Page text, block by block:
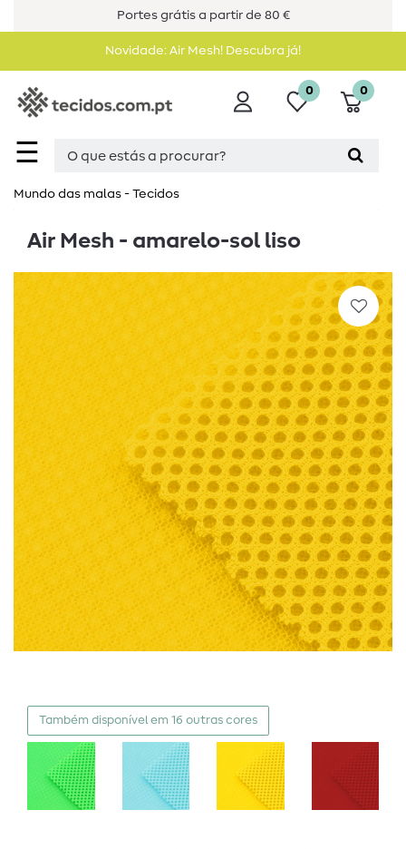
Portes grátis a partir de 80 €
Novidade: Air Mesh! Descubra já!
☰
0 0
Mundo das malas - Tecidos
Air Mesh - amarelo-sol liso
Também disponível em 16 outras cores